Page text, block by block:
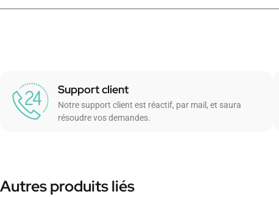
Support client
Notre support client est réactif, par mail, et saura
résoudre vos demandes.
Autres produits liés